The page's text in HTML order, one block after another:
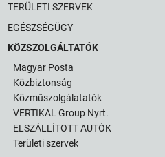
TERÜLETI SZERVEK
EGÉSZSÉGÜGY
KÖZSZOLGÁLTATÓK
Magyar Posta
Közbiztonság
Közműszolgálatatók
VERTIKAL Group Nyrt.
ELSZÁLLÍTOTT AUTÓK
Területi szervek